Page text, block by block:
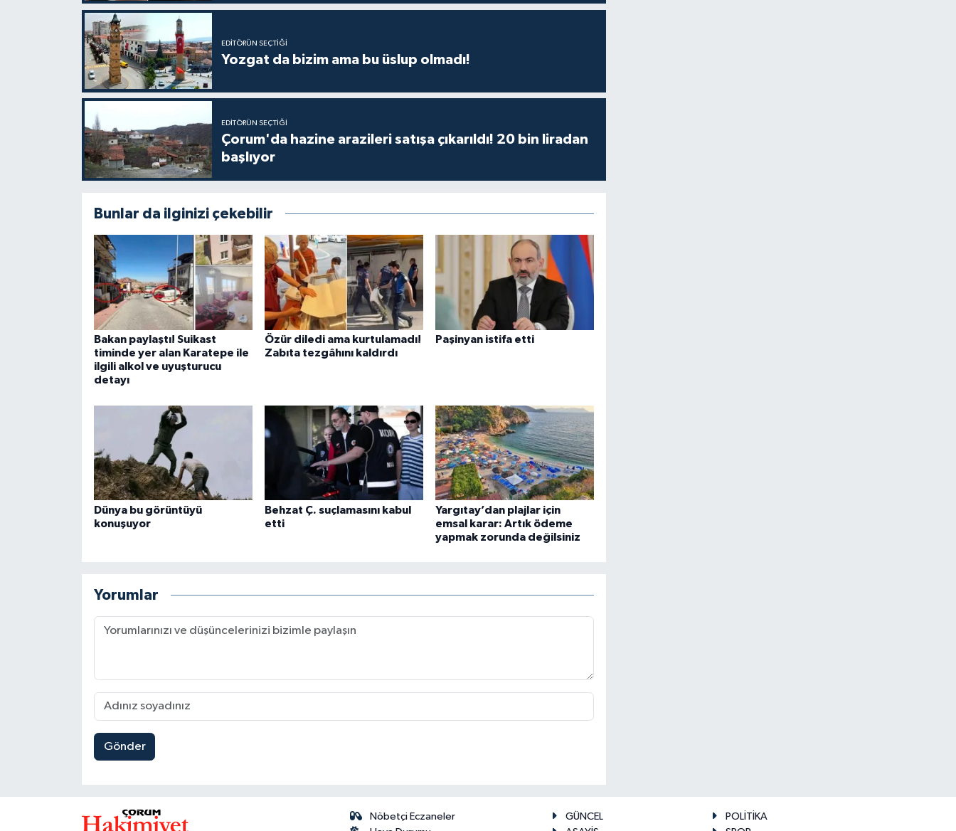
EDITÖRÜN SEÇTIĞI
Yozgat da bizim ama bu üslup olmadı!
EDITÖRÜN SEÇTIĞI
Çorum'da hazine arazileri satışa çıkarıldı! 20 bin liradan
başlıyor
Bunlar da ilginizi çekebilir
Bakan paylaştı! Suikast
timinde yer alan Karatepe ile
ilgili alkol ve uyuşturucu
detayı
Özür diledi ama kurtulamadı!
Zabıta tezgâhını kaldırdı
Paşinyan istifa etti
Dünya bu görüntüyü
konuşuyor
Behzat Ç. suçlamasını kabul
etti
Yargıtay’dan plajlar için
emsal karar: Artık ödeme
yapmak zorunda değilsiniz
Yorumlar
Gönder
Nöbetçi Eczaneler
GÜNCEL
POLİTİKA